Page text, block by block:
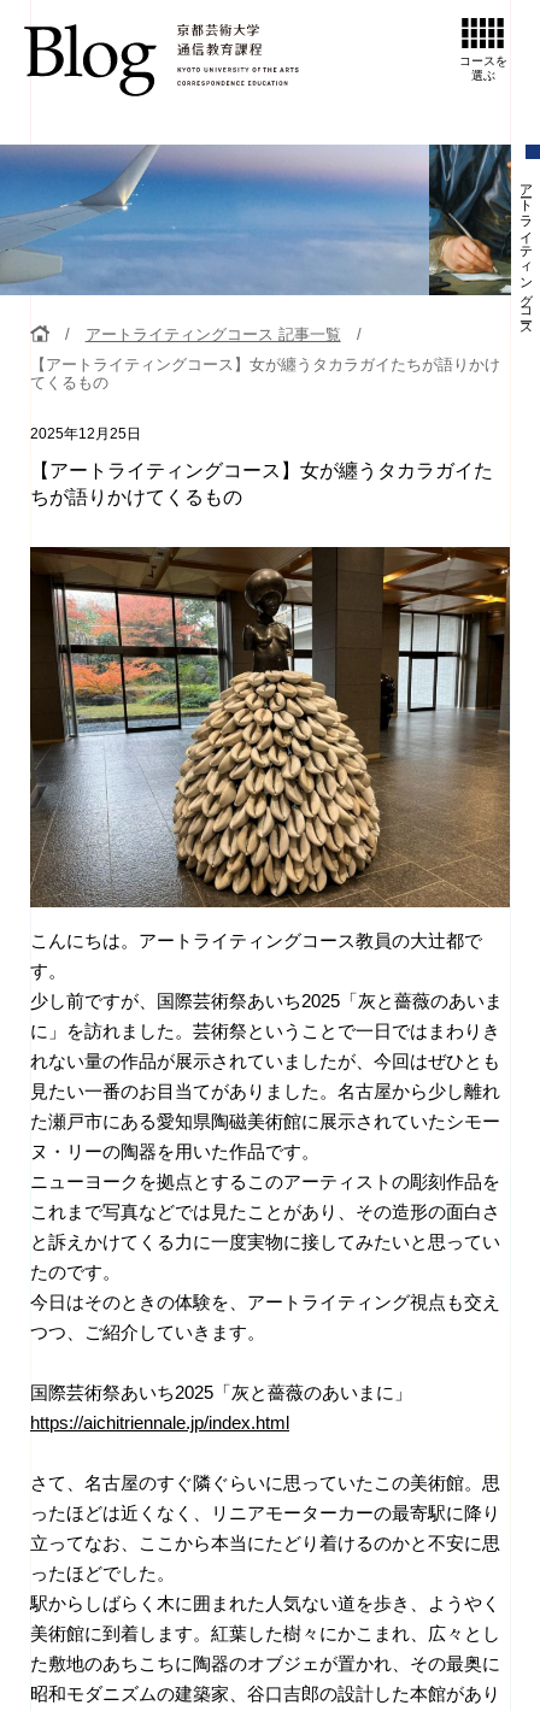
コースを
選ぶ
アートライティングコース
アートライティングコース 記事一覧
【アートライティングコース】女が纏うタカラガイたちが語りかけ
てくるもの
2025年12月25日
【アートライティングコース】女が纏うタカラガイた
ちが語りかけてくるもの
こんにちは。アートライティングコース教員の大辻都で
す。
少し前ですが、国際芸術祭あいち2025 「灰と薔薇のあいま
に」を訪れました。芸術祭ということで一日ではまわりき
れない量の作品が展示されていましたが、今回はぜひとも
見たい一番のお目当てがありました。名古屋から少し離れ
た瀬戸市にある愛知県陶磁美術館に展示されていたシモー
ヌ・リーの陶器を用いた作品です。
ニューヨークを拠点とするこのアーティストの彫刻作品を
これまで写真などでは見たことがあり、その造形の面白さ
と訴えかけてくる力に一度実物に接してみたいと思ってい
たのです。
今日はそのときの体験を、アートライティング視点も交え
つつ、ご紹介していきます。
国際芸術祭あいち2025 「灰と薔薇のあいまに」
https://aichitriennale.jp/index.html
さて、名古屋のすぐ隣ぐらいに思っていたこの美術館。思
ったほどは近くなく、リニアモーターカーの最寄駅に降り
立ってなお、ここから本当にたどり着けるのかと不安に思
ったほどでした。
駅からしばらく木に囲まれた人気ない道を歩き、ようやく
美術館に到着します。紅葉した樹々にかこまれ、広々とし
た敷地のあちこちに陶器のオブジェが置かれ、その最奥に
昭和モダニズムの建築家、谷口吉郎の設計した本館があり